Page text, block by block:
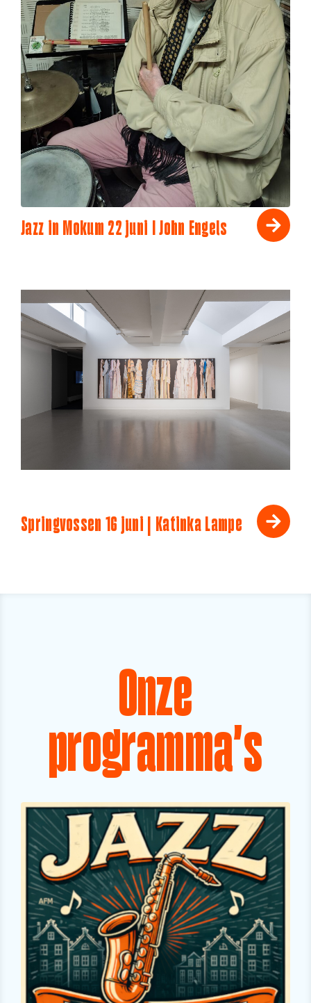
Jazz in Mokum 22 juni I John Engels
Springvossen 16 juni | Katinka Lampe
Onze
programma's